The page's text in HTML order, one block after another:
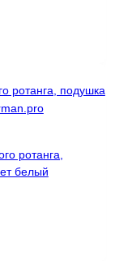
ротанга,
белый